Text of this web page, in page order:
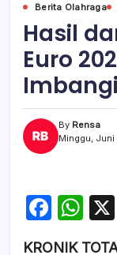
Berita Olahraga
Hasil
Euro
By Rensa
Minggu, Juni
F
W
KRONIK